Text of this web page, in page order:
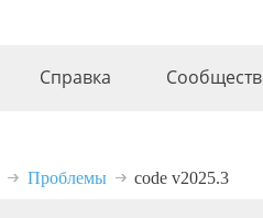
Справка
Проблемы code v2025.3